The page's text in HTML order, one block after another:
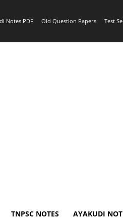
Notes PDF Old Question Papers Test
TNPSC NOTES AYAKUDI